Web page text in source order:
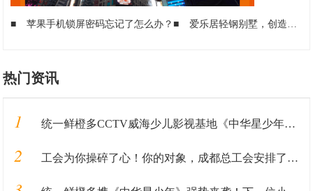
■ 苹果手机锁屏密码忘记了怎么办？■ 爱乐居轻钢别墅，创造美好的居住环境
热门资讯
1 统一鲜橙多CCTV威海少儿影视基地《中华星少年》火热报名中
2 工会为你操碎了心！你的对象，成都总工会安排了！！！